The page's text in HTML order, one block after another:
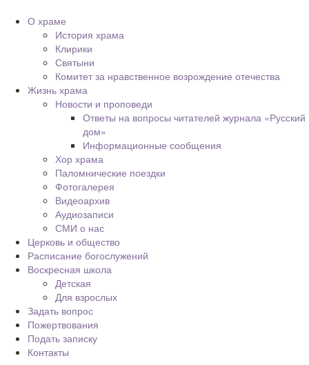
О храме
История храма
Клирики
Святыни
Комитет за нравственное возрождение отечества
Жизнь храма
Новости и проповеди
Ответы на вопросы читателей журнала «Русский
дом»
Информационные сообщения
Хор храма
Паломнические поездки
Фотогалерея
Видеоархив
Аудиозаписи
СМИ о нас
Церковь и общество
Расписание богослужений
Воскресная школа
Детская
Для взрослых
Задать вопрос
Пожертвования
Подать записку
Контакты